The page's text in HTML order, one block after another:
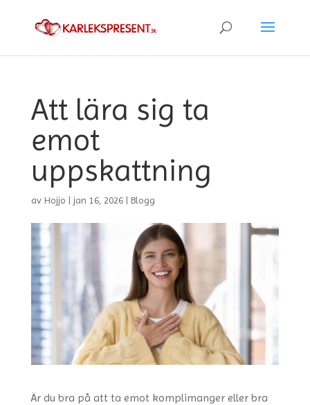
Att lära sig ta
emot
uppskattning
av Hojjo | jan 16, 2026| Blogg
Är du bra på att ta emot komplimanger eller bra